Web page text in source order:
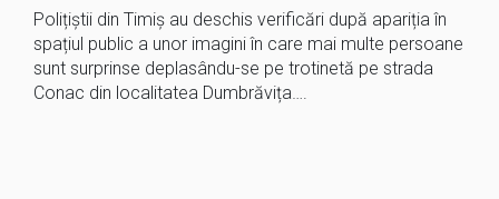
Polițiștii din Timiș au deschis verificări după apariția în
spațiul public a unor imagini în care mai multe persoane
sunt surprinse deplasându-se pe trotinetă pe strada
Conac din localitatea Dumbrăvița….